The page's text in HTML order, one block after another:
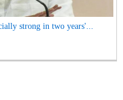
strong in two years'...